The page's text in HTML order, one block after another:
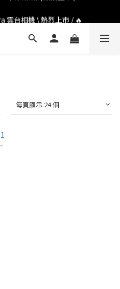
雲台相機 \ 熱烈上市 / 🔥
聯名限定套裝 \ 時尚上市 / 🔥
每頁顯示 24 個